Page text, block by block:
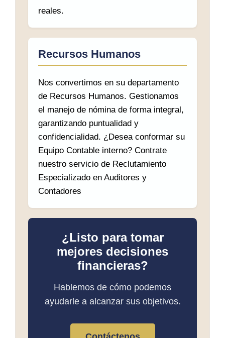
reales.
Recursos Humanos
Nos convertimos en su departamento
de Recursos Humanos. Gestionamos
el manejo de nómina de forma integral,
garantizando puntualidad y
confidencialidad. ¿Desea conformar su
Equipo Contable interno? Contrate
nuestro servicio de Reclutamiento
Especializado en Auditores y
Contadores
¿Listo para tomar
mejores decisiones
financieras?
Hablemos de cómo podemos
ayudarle a alcanzar sus objetivos.